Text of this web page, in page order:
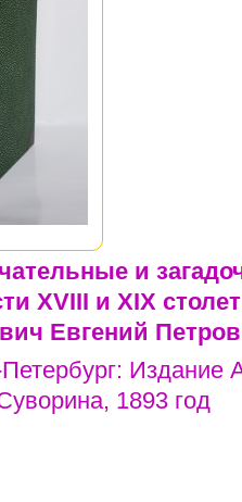
и
XVIII и XIX
Евгений
Издание
1893 год